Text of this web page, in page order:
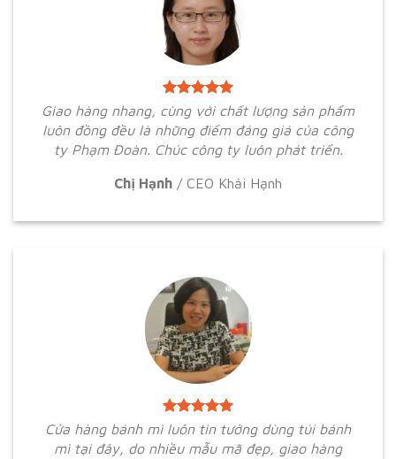
Giao hàng nhang, cùng với chất lượng sản phẩm
luôn đồng đều là những điểm đáng giá của công
ty Phạm Đoàn. Chúc công ty luôn phát triển.
Chị Hạnh / CEO Khải Hạnh
Cửa hàng bánh mì luôn tin tưởng dùng túi bánh
mì tại đây, do nhiều mẫu mã đẹp, giao hàng